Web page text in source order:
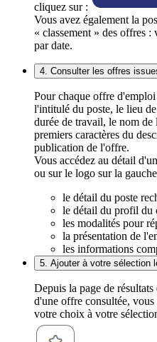
cliquez sur :
Vous avez également la
« classement » des offres
par date.
4. Consulter les offres
Pour chaque offre
l'intitulé du poste, le lieu
durée de travail, le nom de
premiers caractères du
publication de l'offre.
Vous accédez au détail
ou sur le logo sur la
le détail du poste
le détail du profil du
les modalités pour
la présentation de
les informations
5. Ajouter à votre sélection
Depuis la page de
d'une offre consultée,
votre choix à votre